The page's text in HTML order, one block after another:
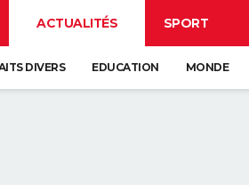
ACTUALITÉS SPORT
DIVERS EDUCATION MONDE